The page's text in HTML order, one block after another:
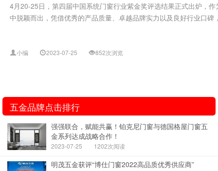
4月20-25日，第四届中国系统门窗行业紫金奖评选结果正式出炉，
中脱颖而出，凭借优秀的产品质量、卓越品牌实力以及良好行业口碑
小编 2023-07-25 852次浏览
五金品牌点击排行
强强联合，赋能共赢！铂克尼门窗与德国格屋门窗五
金系列达成战略合作！
2023-07-25 1202次阅读
明茂五金获评“博仕门窗2022高品质优秀供应商”